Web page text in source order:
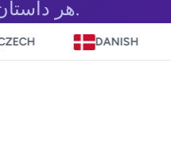
دیگر هستید، Polly2 هر داستان را با زبان مورد نظر شما سازگار می کند.
DANISH DUTCH